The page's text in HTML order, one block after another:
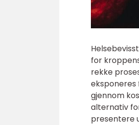
for
rekke
gjennom
alternativ
presentere